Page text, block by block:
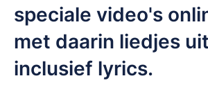
speciale video's
met daarin liedjes
inclusief lyrics.